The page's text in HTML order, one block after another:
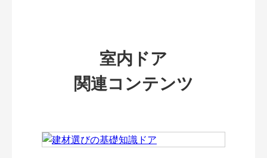
室内ドア
関連コンテンツ